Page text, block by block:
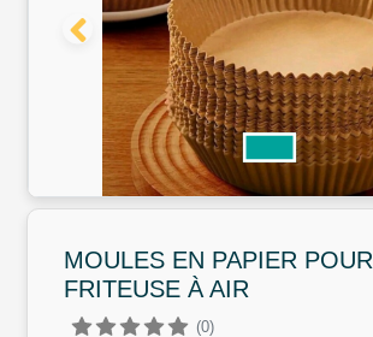
MOULES EN PAPIER POUR
FRITEUSE À AIR
(0)